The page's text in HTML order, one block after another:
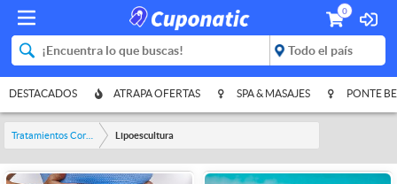
0
DESTACADOS ATRAPA OFERTAS SPA & MASAJES PONTE
Tratamientos Corporales Lipoescultura